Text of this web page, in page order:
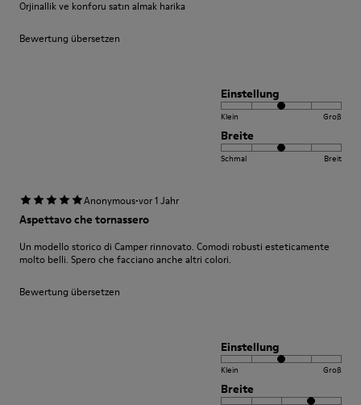
Orjinallik ve konforu satın almak harika
Bewertung übersetzen
Einstellung
Klein Groß
Breite
Schmal Breit
Anonymous·vor 1 Jahr
Aspettavo che tornassero
Un modello storico di Camper rinnovato. Comodi robusti esteticamente
molto belli. Spero che facciano anche altri colori.
Bewertung übersetzen
Einstellung
Klein Groß
Breite